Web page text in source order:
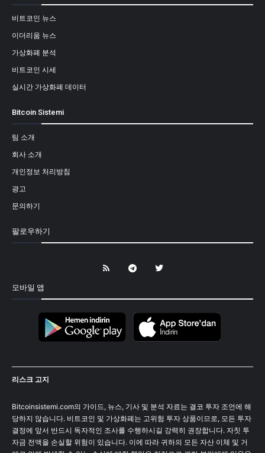
비트코인 뉴스
이더리움 뉴스
가상화폐 분석
비트코인 시세
실시간 가상화폐 데이터
Bitcoin Sistemi
팀 소개
회사 소개
개인정보 처리방침
광고
문의하기
팔로우하기
모바일 앱
리스크 고지
Bitcoinsistemi.com의 가이드, 뉴스, 기사 및 분석 자료는 결코 투자 조언에 해
당하지 않습니다. 비트코인 및 가상화폐는 고위험 투자 상품이므로, 모든 투자
결정에 앞서 반드시 독자적인 조사를 수행하시길 강력히 권장합니다. 자칫 투
자금 전액을 손실할 위험이 있습니다. 이에 따라 귀하의 모든 자산 이체 및 거